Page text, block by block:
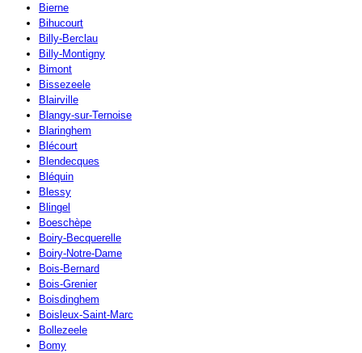
Bierne
Bihucourt
Billy-Berclau
Billy-Montigny
Bimont
Bissezeele
Blairville
Blangy-sur-Ternoise
Blaringhem
Blécourt
Blendecques
Bléquin
Blessy
Blingel
Boeschèpe
Boiry-Becquerelle
Boiry-Notre-Dame
Bois-Bernard
Bois-Grenier
Boisdinghem
Boisleux-Saint-Marc
Bollezeele
Bomy